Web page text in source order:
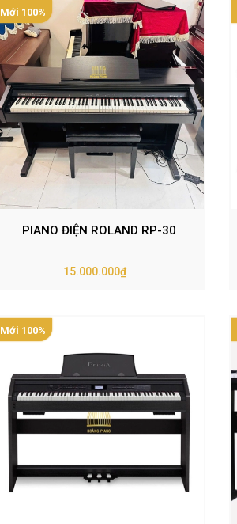
Mới 100%
PIANO ĐIỆN ROLAND RP-30
15.000.000₫
Mới 100%